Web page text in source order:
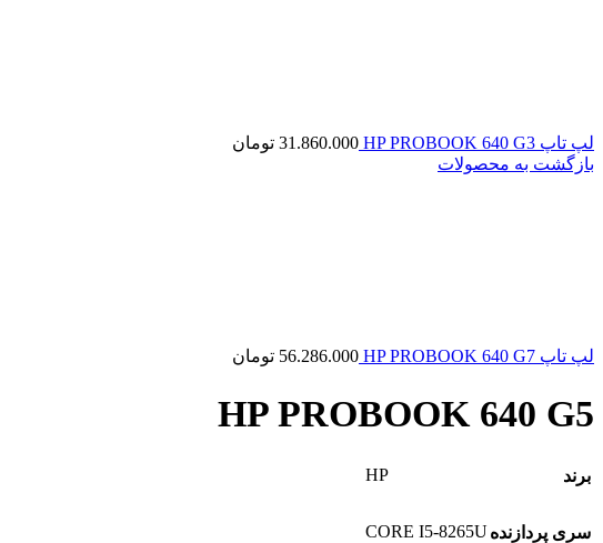
لپ تاپ HP PROBOOK 640 G3 31.860.000 تومان
بازگشت به محصولات
لپ تاپ HP PROBOOK 640 G7 56.286.000 تومان
HP PROBOOK 640 G5
برند HP
سری پردازندهCORE I5-8265U